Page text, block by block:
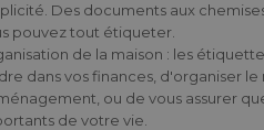
Des documents aux
pouvez tout étiqueter.
de la maison : les
dans vos finances, d'organiser
ou de vous assurer
de votre vie.